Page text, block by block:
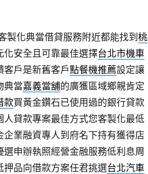
製化典當借貸服務附近都能找到桃
安全且可靠最佳選擇台北市機車
戶是新舊客戶點餐機推薦設定讓
典當嘉義當舖的廣獲區域鄉親肯定
款買黃金鑽石已使用過的銀行貸款
人貸款專案最佳方式您客製化最低
企業融資專人到府名下持有獲得店
申辦執照經營金融服務低利息周
品向借款方案任君挑選台北汽車